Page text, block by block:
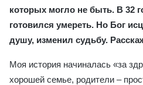
которых могло не быть. В 32
готовился умереть. Но Бог
душу, изменил судьбу.
Моя история начиналась «за
хорошей семье, родители –